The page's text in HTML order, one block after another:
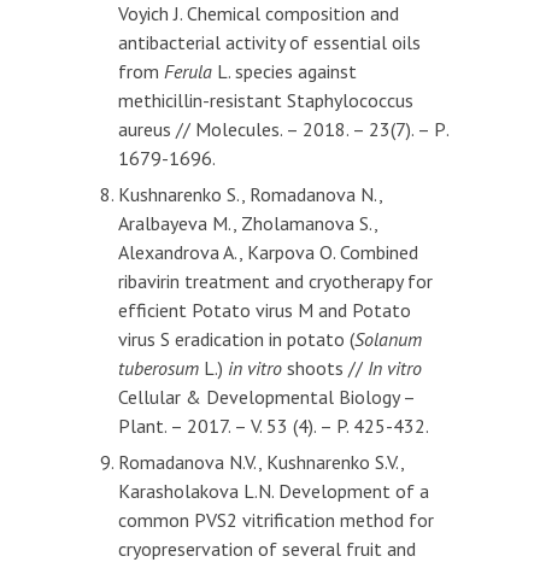
Voyich J. Chemical composition and
antibacterial activity of essential oils
from Ferula L. species against
methicillin-resistant Staphylococcus
aureus // Molecules. – 2018. – 23(7). – Р.
1679-1696.
Kushnarenko S., Romadanova N.,
Aralbayeva M., Zholamanova S.,
Alexandrova A., Karpova O. Combined
ribavirin treatment and cryotherapy for
efficient Potato virus M and Potato
virus S eradication in potato (Solanum
tuberosum L.) in vitro shoots // In vitro
Cellular & Developmental Biology –
Plant. – 2017. – V. 53 (4). – P. 425-432.
Romadanova N.V., Kushnarenko S.V.,
Karasholakova L.N. Development of a
common PVS2 vitrification method for
cryopreservation of several fruit and